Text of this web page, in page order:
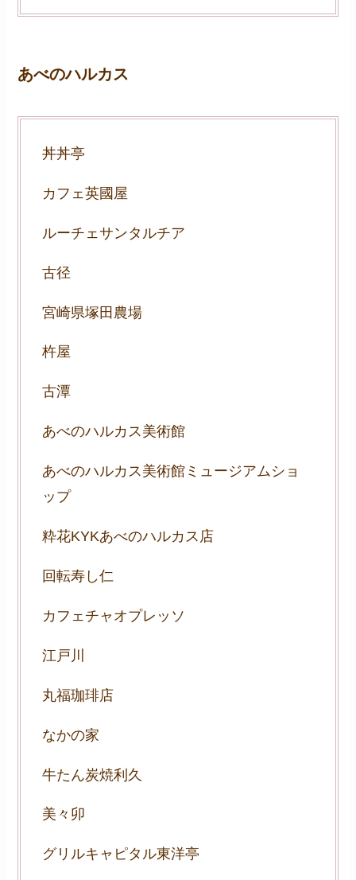
あべのハルカス
丼丼亭
カフェ英國屋
ルーチェサンタルチア
古径
宮崎県塚田農場
杵屋
古潭
あべのハルカス美術館
あべのハルカス美術館ミュージアムショ
ップ
粋花KYKあべのハルカス店
回転寿し仁
カフェチャオプレッソ
江戸川
丸福珈琲店
なかの家
牛たん炭焼利久
美々卯
グリルキャピタル東洋亭